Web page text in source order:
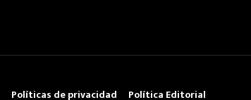
Políticas de privacidad Política Editorial